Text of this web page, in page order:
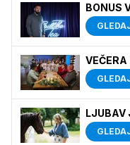
BONUS
VEČERA
LJUBAV